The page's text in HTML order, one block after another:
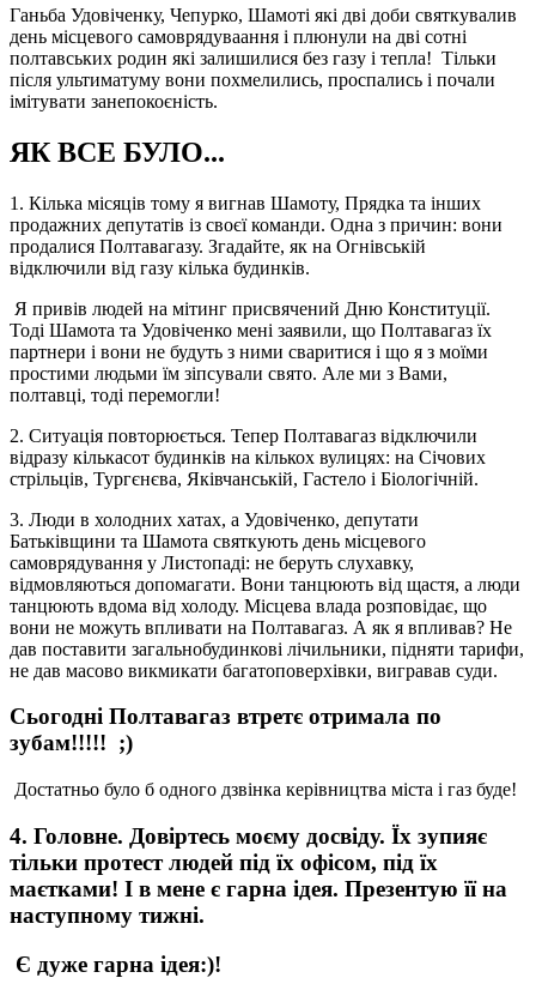
Ганьба Удовіченку, Чепурко, Шамоті які дві доби святкувалив
день місцевого самоврядуваання і плюнули на дві сотні
полтавських родин які залишилися без газу і тепла! Тільки
після ультиматуму вони похмелились, проспались і почали
імітувати занепокоєність.
ЯК ВСЕ БУЛО...
1. Кілька місяців тому я вигнав Шамоту, Прядка та інших
продажних депутатів із своєї команди. Одна з причин: вони
продалися Полтавагазу. Згадайте, як на Огнівській
відключили від газу кілька будинків.
Я привів людей на мітинг присвячений Дню Конституції.
Тоді Шамота та Удовіченко мені заявили, що Полтавагаз їх
партнери і вони не будуть з ними сваритися і що я з моїми
простими людьми їм зіпсували свято. Але ми з Вами,
полтавці, тоді перемогли!
2. Ситуація повторюється. Тепер Полтавагаз відключили
відразу кількасот будинків на кількох вулицях: на Січових
стрільців, Тургєнєва, Яківчанській, Гастело і Біологічній.
3. Люди в холодних хатах, а Удовіченко, депутати
Батьківщини та Шамота святкують день місцевого
самоврядування у Листопаді: не беруть слухавку,
відмовляються допомагати. Вони танцюють від щастя, а люди
танцюють вдома від холоду. Місцева влада розповідає, що
вони не можуть впливати на Полтавагаз. А як я впливав? Не
дав поставити загальнобудинкові лічильники, підняти тарифи,
не дав масово викмикати багатоповерхівки, вигравав суди.
Сьогодні Полтавагаз втретє отримала по
зубам!!!!! ;)
Достатньо було б одного дзвінка керівництва міста і газ буде!
4. Головне. Довіртесь моєму досвіду. Їх зупияє
тільки протест людей під їх офісом, під їх
маєтками! І в мене є гарна ідея. Презентую її на
наступному тижні.
Є дуже гарна ідея:)!